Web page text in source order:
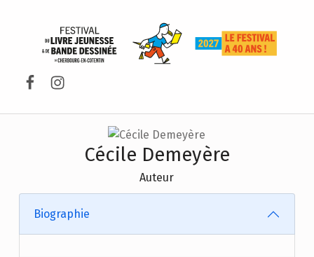
Facebook
Instagram
Cécile Demeyère
Auteur
Biographie